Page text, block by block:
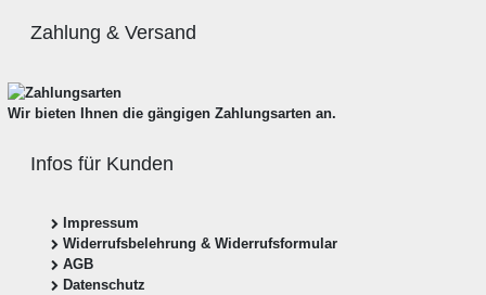
Zahlung & Versand
Wir bieten Ihnen die gängigen Zahlungsarten an.
Infos für Kunden
Impressum
Widerrufsbelehrung & Widerrufsformular
AGB
Datenschutz